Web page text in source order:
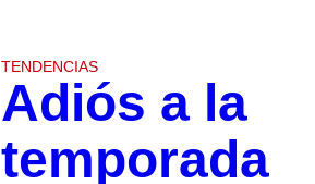
TENDENCIAS
Adiós a la
temporada